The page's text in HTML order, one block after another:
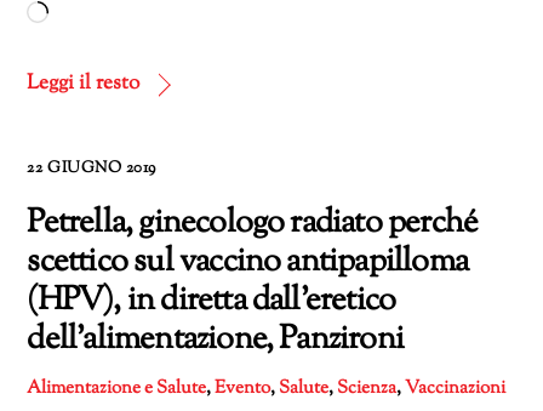
Caricamento
corso…
Leggi il resto
22 GIUGNO 2019
Petrella, ginecologo radiato perché
scettico sul vaccino antipapilloma
(HPV), in diretta dall’eretico
dell’alimentazione, Panzironi
Alimentazione e Salute,Evento,Salute,Scienza,Vaccinazioni